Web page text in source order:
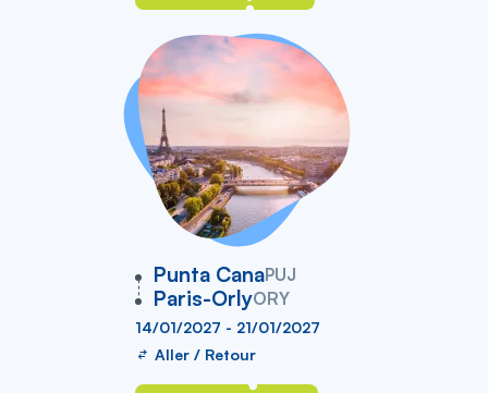
Punta CanaPUJ
vers
Paris-OrlyORY
14/01/2027 - 21/01/2027
Aller / Retour